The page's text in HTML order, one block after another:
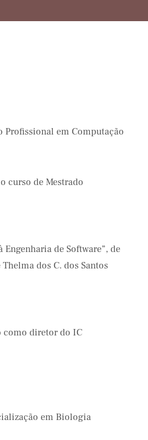
Profissional em Computação
curso de Mestrado
de Software”, de
dos C. dos Santos
como diretor do IC
em Biologia